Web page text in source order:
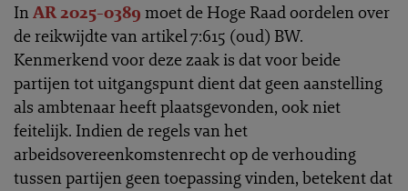
InAR 2025-0389 moet de Hoge Raad oordelen over
de reikwijdte van artikel 7:615 (oud) BW.
Kenmerkend voor deze zaak is dat voor beide
partijen tot uitgangspunt dient dat geen aanstelling
als ambtenaar heeft plaatsgevonden, ook niet
feitelijk. Indien de regels van het
arbeidsovereenkomstenrecht op de verhouding
tussen partijen geen toepassing vinden, betekent dat